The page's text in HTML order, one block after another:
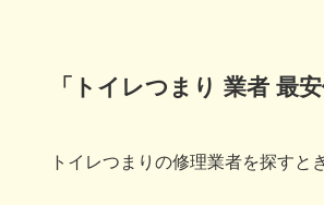
「トイレつまり 業者 最
トイレつまりの修理業者を探すと